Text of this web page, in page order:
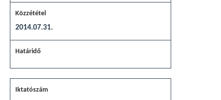
2014.07.31.